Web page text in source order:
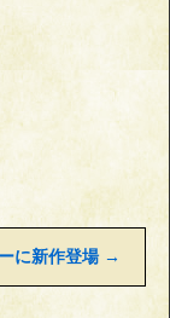
に新作登場 →